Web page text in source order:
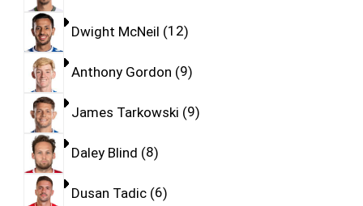
Dwight McNeil 12
Anthony Gordon 9
James Tarkowski 9
Daley Blind 8
Dusan Tadic 6